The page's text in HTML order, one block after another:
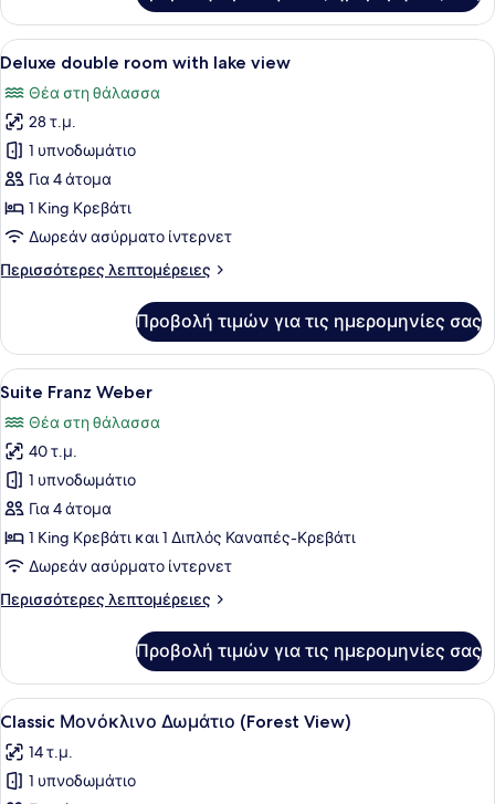
Δίκλινο
Δωμάτιο
(Double)
View)
Προβολή
όλων
των
φωτογραφιών
για
Deluxe
double
room
lake
Ένα δωμάτιο με ένα κρεβάτι, δύο
7
Deluxe double room with lake view
Θέα στη θάλασσα
28 τ.μ.
1 υπνοδωμάτιο
Για 4 άτομα
1 King Κρεβάτι
Δωρεάν ασύρματο ίντερνετ
Περισσότερες λεπτομέρειες
Περισσότερες
double
room
with
view
Προβολή τιμών για τις ημερομηνίες σας
Προβολή
όλων
των
φωτογραφιών
για
Suite
Franz
Weber
Ένα δωμάτιο ξενοδοχείου με
5
Suite Franz Weber
Θέα στη θάλασσα
40 τ.μ.
1 υπνοδωμάτιο
Για 4 άτομα
1 King Κρεβάτι και 1 Διπλός Καναπές-Κρεβάτι
Δωρεάν ασύρματο ίντερνετ
Περισσότερες λεπτομέρειες
Περισσότερες
Franz
Weber
Προβολή τιμών για τις ημερομηνίες σας
Προβολή
όλων
των
φωτογραφιών
Ένα δωμάτιο ξενοδοχείου με ένα
2
Classic Μονόκλινο Δωμάτιο (Forest View)
14 τ.μ.
1 υπνοδωμάτιο